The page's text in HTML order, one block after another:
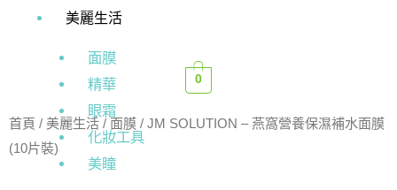
美麗生活
面膜
精華
眼霜
化妝工具
美瞳
0
首頁 / 美麗生活 / 面膜 / JM SOLUTION – 燕窩營養保濕補水面膜
(10片裝)